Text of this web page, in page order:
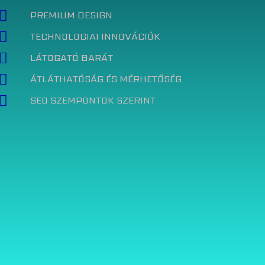
PREMIUM DESIGN
TECHNOLOGIAI INNOVÁCIÓK
LÁTOGATÓ BARÁT
ÁTLÁTHATÓSÁG ÉS MÉRHETŐSÉG
SEO SZEMPONTOK SZERINT